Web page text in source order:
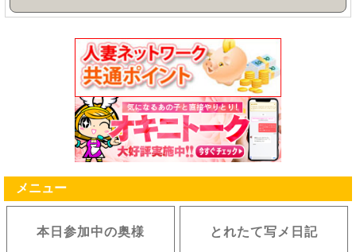
メニュー
本日参加中の奥様 とれたて写メ日記